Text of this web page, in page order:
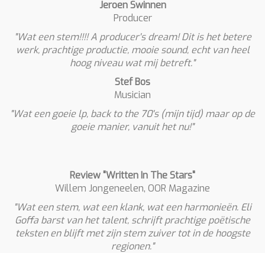
Jeroen Swinnen
Producer
"Wat een stem!!!! A producer's dream! Dit is het betere
werk, prachtige productie, mooie sound, echt van heel
hoog niveau wat mij betreft."
Stef Bos
Musician
"Wat een goeie lp, back to the 70's (mijn tijd) maar op de
goeie manier, vanuit het nu!"
Review "Written In The Stars"
Willem Jongeneelen, OOR Magazine
"Wat een stem, wat een klank, wat een harmonieën. Eli
Goffa barst van het talent, schrijft prachtige poëtische
teksten en blijft met zijn stem zuiver tot in de hoogste
regionen."